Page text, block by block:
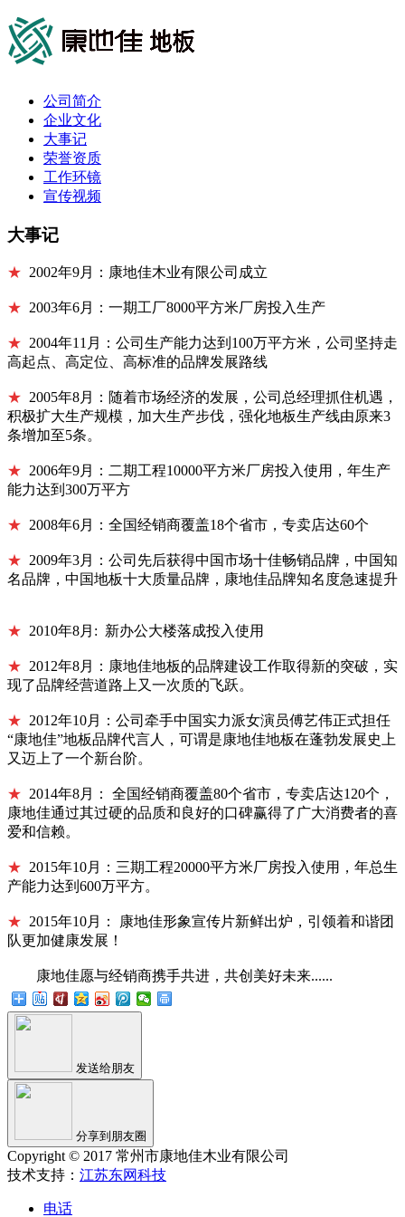
公司简介
企业文化
大事记
荣誉资质
工作环镜
宣传视频
大事记
★ 2002年9月：康地佳木业有限公司成立
★ 2003年6月：一期工厂8000平方米厂房投入生产
★ 2004年11月：公司生产能力达到100万平方米，公司坚持走
高起点、高定位、高标准的品牌发展路线
★ 2005年8月：随着市场经济的发展，公司总经理抓住机遇，
积极扩大生产规模，加大生产步伐，强化地板生产线由原来3
条增加至5条。
★ 2006年9月：二期工程10000平方米厂房投入使用，年生产
能力达到300万平方
★ 2008年6月：全国经销商覆盖18个省市，专卖店达60个
★ 2009年3月：公司先后获得中国市场十佳畅销品牌，中国知
名品牌，中国地板十大质量品牌，康地佳品牌知名度急速提升
★ 2010年8月: 新办公大楼落成投入使用
★ 2012年8月：康地佳地板的品牌建设工作取得新的突破，实
现了品牌经营道路上又一次质的飞跃。
★ 2012年10月：公司牵手中国实力派女演员傅艺伟正式担任
“康地佳”地板品牌代言人，可谓是康地佳地板在蓬勃发展史上
又迈上了一个新台阶。
★ 2014年8月：
全国经销商覆盖80个省市，专卖店达120个，
康地佳通过其过硬的品质和良好的口碑赢得了广大消费者的喜
爱和信赖。
★ 2015年10月：三期工程20000平方米厂房投入使用，年总生
产能力达到600万平方。
★ 2015年10月：
康地佳形象宣传片新鲜出炉，引领着和谐团
队更加健康发展！
康地佳愿与经销商携手共进，共创美好未来......
发送给朋友
分享到朋友圈
Copyright © 2017 常州市康地佳木业有限公司
技术支持： 江苏东网科技
电话